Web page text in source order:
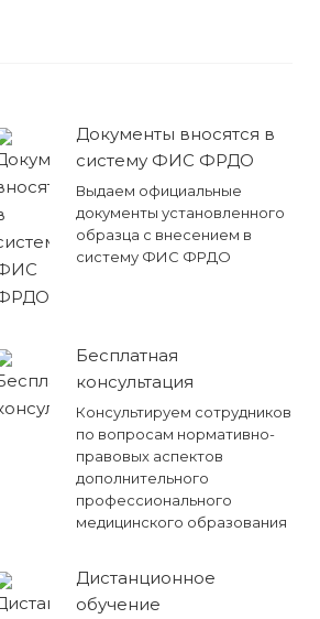
Документы вносятся в
систему ФИС ФРДО
Выдаем официальные
документы установленного
образца с внесением в
систему ФИС ФРДО
Бесплатная
консультация
Консультируем сотрудников
по вопросам нормативно-
правовых аспектов
дополнительного
профессионального
медицинского образования
Дистанционное
обучение